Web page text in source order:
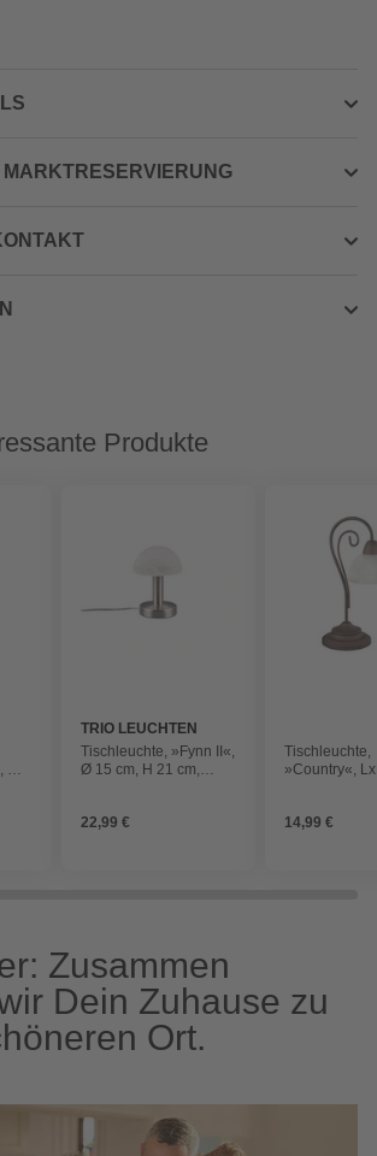
MARKTRESERVIERUNG
Produkte
TRIO LEUCHTEN
Tischleuchte, »Fynn II«,
Ø 15 cm, H 21 cm,
22,99 €
Tischleuchte,
»Country«,
14,99 €
Zusammen
Dein Zuhause zu
Ort.